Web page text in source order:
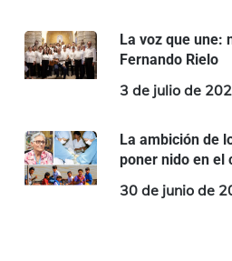
La voz que une:
Fernando Rielo
3 de julio de
La ambición de
poner nido en el
30 de junio de